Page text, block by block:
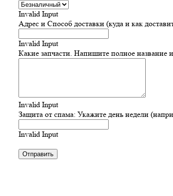
Invalid Input
Адрес и Способ доставки (куда и как
Invalid Input
Какие запчасти. Напишите полное название
Invalid Input
Защита от спама: Укажите день недели
Invalid Input